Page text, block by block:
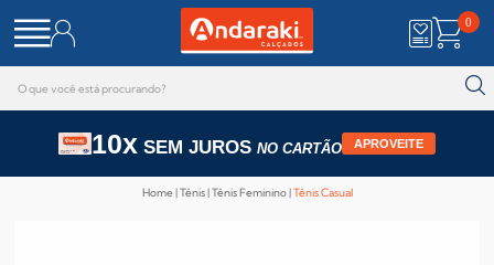
0
10x SEM JUROS NO CARTÃO APROVEITE
Home Tênis Tênis Feminino Tênis Casual